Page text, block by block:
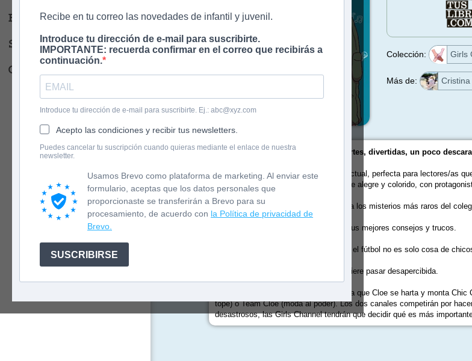
Recibe en tu correo las novedades de infantil y juvenil.
Introduce tu dirección de e-mail para suscribirte.
IMPORTANTE: recuerda confirmar en el correo que recibirás a
continuación.
Introduce tu dirección de e-mail para suscribirte. Ej.: abc@xyz.com
Acepto las condiciones y recibir tus newsletters.
Puedes cancelar tu suscripción cuando quieras mediante el enlace de nuestra
newsletter.
Usamos Brevo como plataforma de marketing. Al enviar este
formulario, aceptas que los datos personales que
proporcionaste se transferirán a Brevo para su
procesamiento, de acuerdo con la Política de privacidad de
Brevo.
SUSCRIBIRSE
Escritores
Sobre nosotros
Contacto
English version
Newsletter
Colección: Girls
Más de: Cristina
Las Girls Channel son creativas, fuertes, divertidas, un poco
Una narrativa cercana, humorística y actual, perfecta para lectores/as
universo femenino joven, especialmente alegre y colorido, con
Ari sueña con ser periodista e investiga los misterios más raros del
ama la moda y quiere compartir sus mejores consejos y trucos.
está empeñada en demostrar que el fútbol no es solo cosa de
, la experta en tecnología, solo quiere pasar desapercibida.
Su canal, Girls Channel, lo peta... hasta que Cloe se harta y monta
tope) o Team Cloe (moda al poder). Los dos canales competirán por
desastrosos, las Girls Channel tendrán que decidir qué es más